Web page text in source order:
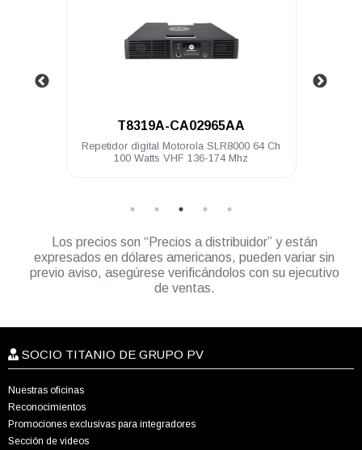
Motorola SLR8000 64 Ch
Watts VHF 136-174 Mhz
Licencia Linked Capacity Plus
Los precios son “Precios a distribuidor” y están
expresados en dólares americanos, pueden variar sin
previo aviso, asegúrese verificándolos con su ejecutivo
de ventas.
SOCIO TITANIO DE GRUPO PV
Nuestras oficinas
Reconocimientos
Promociones exclusivas para integradores
Sección de videos